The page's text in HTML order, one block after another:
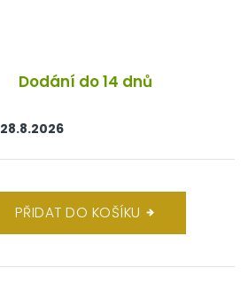
Dodání do 14 dnů
28.8.2026
PŘIDAT DO KOŠÍKU